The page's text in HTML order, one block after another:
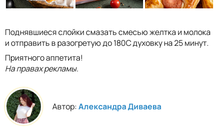
Поднявшиеся слойки смазать смесью желтка и молока
и отправить в разогретую до 180С духовку на 25 минут.
Приятного аппетита!
На правах рекламы.
Автор:Александра Диваева